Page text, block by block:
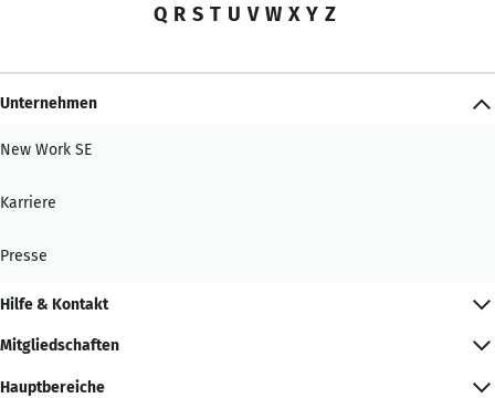
Q R S T U V W X Y Z
Unternehmen
New Work SE
Karriere
Presse
Hilfe & Kontakt
Mitgliedschaften
Hauptbereiche